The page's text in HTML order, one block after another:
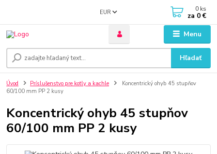
Menu
EUR
Hľadať
0 ks
za 0 €
Úvod Príslušenstvo pre kotly a kachle
Koncentrický ohyb 45 stupňov
60/100 mm PP 2 kusy
Koncentrický ohyb 45 stupňov
60/100 mm PP 2 kusy